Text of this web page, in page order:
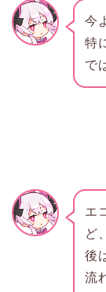
今
特
で
エ
ど
後
流